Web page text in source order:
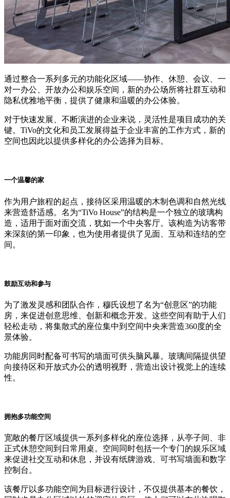
通过整合一系列多元的功能化区域——协作、休憩、会议、一
对一办公、开放办公和娱乐空间，新的办公场所将社群互动和
隐私优雅地平衡，提供了健康和温暖的办公体验。
对于快速发展、不断演进的企业来说，灵活性是项目成功的关
键。TiVo的文化和员工发展得益于企业丰富的工作方式，新的
空间也因此以提供多样化的办公选择为目标。
一个温馨的家
作为用户旅程的起点，接待区采用温暖的木制色调和自然光线
来营造舒适感。名为“TiVo House”的结构是一个独立的玻璃构
造，适用于面对面交流，犹如一个中央客厅。该构造为访客带
来深刻的第一印象，也为使用者提供了见面、互动和连结的空
间。
鼓励互动和参与
为了激发灵感和团队合作，穆氏设想了名为“创意区”的功能
房，来促进创意思维、创新和概念开发。这些空间有助于人们
轻松走动，将集散式的座位集中到空间中央来营造360度的全
景体验。
功能房同时配备可书写的墙面可供头脑风暴。玻璃间隔提供望
向接待区和开放式办公的透明视野，营造出设计视觉上的连续
性。
拥抱多功能空间
宽敞的餐厅区域提供一系列多样化的座位选择，从亭子间、非
正式休憩空间到日常用桌。空间同时包括一个专门的娱乐区域
来促进社交互动和休息，并设有纸牌游戏、可书写墙面和数字
控制台。
该餐厅以多功能空间为目标进行设计，不仅提供基本的餐饮，